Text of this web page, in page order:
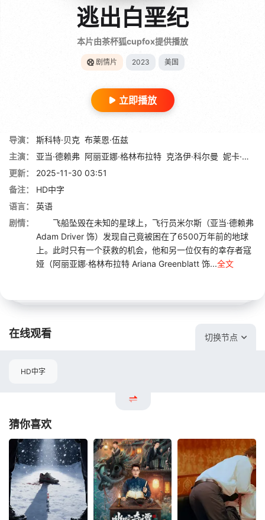
逃出白垩纪
本片由茶杯狐cupfox提供播放
剧情片 2023 美国
立即播放
导演： 斯科特·贝克 布莱恩·伍兹
主演：
亚当·德赖弗 阿丽亚娜·格林布拉特 克洛伊·科尔曼 妮卡·金
更新：
2025-11-30 03:51
备注：
HD中字
语言：
英语
剧情：
飞船坠毁在未知的星球上，飞行员米尔斯（亚当·德赖弗
Adam Driver 饰）发现自己竟被困在了6500万年前的地球
上。此时只有一个获救的机会，他和另一位仅有的幸存者寇
娅（阿丽亚娜·格林布拉特 Ariana Greenblatt 饰...全文
在线观看 切换节点
HD中字
猜你喜欢